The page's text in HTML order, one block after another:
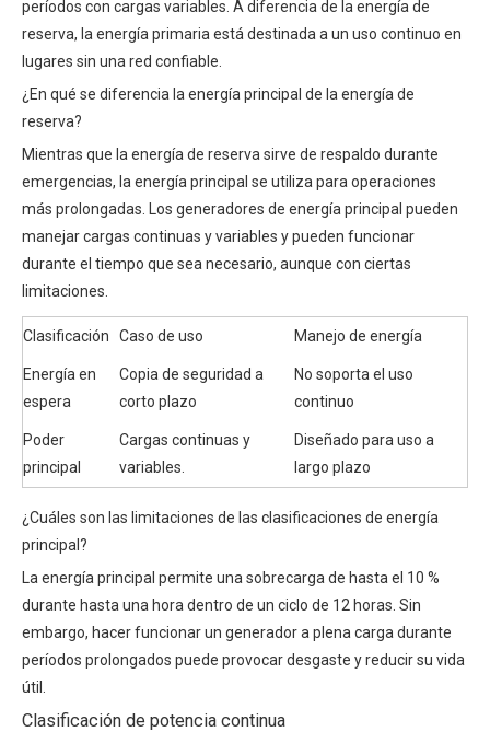
períodos con cargas variables. A diferencia de la energía de
reserva, la energía primaria está destinada a un uso continuo en
lugares sin una red confiable.
¿En qué se diferencia la energía principal de la energía de
reserva?
Mientras que la energía de reserva sirve de respaldo durante
emergencias, la energía principal se utiliza para operaciones
más prolongadas. Los generadores de energía principal pueden
manejar cargas continuas y variables y pueden funcionar
durante el tiempo que sea necesario, aunque con ciertas
limitaciones.
Clasificación Caso de uso Manejo de energía
Energía en
espera
Copia de seguridad a
corto plazo
No soporta el uso
continuo
Poder
principal
Cargas continuas y
variables.
Diseñado para uso a
largo plazo
¿Cuáles son las limitaciones de las clasificaciones de energía
principal?
La energía principal permite una sobrecarga de hasta el 10 %
durante hasta una hora dentro de un ciclo de 12 horas. Sin
embargo, hacer funcionar un generador a plena carga durante
períodos prolongados puede provocar desgaste y reducir su vida
útil.
Clasificación de potencia continua